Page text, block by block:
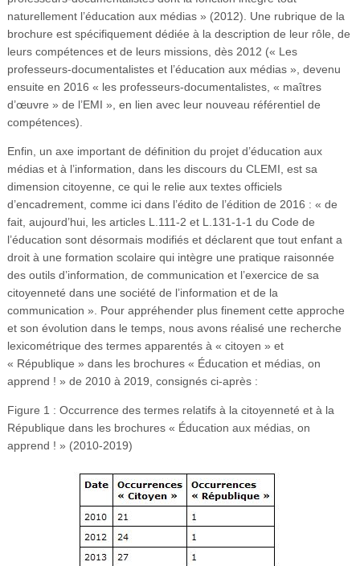
naturellement l’éducation aux médias » (2012). Une rubrique de la
brochure est spécifiquement dédiée à la description de leur rôle, de
leurs compétences et de leurs missions, dès 2012 (« Les
professeurs-documentalistes et l’éducation aux médias », devenu
ensuite en 2016 « les professeurs-documentalistes, « maîtres
d’œuvre » de l’EMI », en lien avec leur nouveau référentiel de
compétences).
Enfin, un axe important de définition du projet d’éducation aux
médias et à l’information, dans les discours du CLEMI, est sa
dimension citoyenne, ce qui le relie aux textes officiels
d’encadrement, comme ici dans l’édito de l’édition de 2016 : « de
fait, aujourd’hui, les articles L.111-2 et L.131-1-1 du Code de
l’éducation sont désormais modifiés et déclarent que tout enfant a
droit à une formation scolaire qui intègre une pratique raisonnée
des outils d’information, de communication et l’exercice de sa
citoyenneté dans une société de l’information et de la
communication ». Pour appréhender plus finement cette approche
et son évolution dans le temps, nous avons réalisé une recherche
lexicométrique des termes apparentés à « citoyen » et
« République » dans les brochures « Éducation et médias, on
apprend ! » de 2010 à 2019, consignés ci-après :
Figure 1 : Occurrence des termes relatifs à la citoyenneté et à la
République dans les brochures « Éducation aux médias, on
apprend ! » (2010-2019)